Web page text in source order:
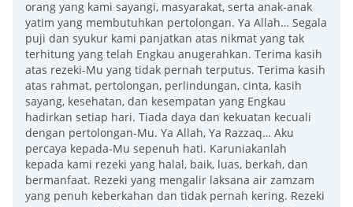
orang yang kami sayangi, masyarakat, serta anak-anak
yatim yang membutuhkan pertolongan. Ya Allah… Segala
puji dan syukur kami panjatkan atas nikmat yang tak
terhitung yang telah Engkau anugerahkan. Terima kasih
atas rezeki-Mu yang tidak pernah terputus. Terima kasih
atas rahmat, pertolongan, perlindungan, cinta, kasih
sayang, kesehatan, dan kesempatan yang Engkau
hadirkan setiap hari. Tiada daya dan kekuatan kecuali
dengan pertolongan-Mu. Ya Allah, Ya Razzaq… Aku
percaya kepada-Mu sepenuh hati. Karuniakanlah
kepada kami rezeki yang halal, baik, luas, berkah, dan
bermanfaat. Rezeki yang mengalir laksana air zamzam
yang penuh keberkahan dan tidak pernah kering. Rezeki